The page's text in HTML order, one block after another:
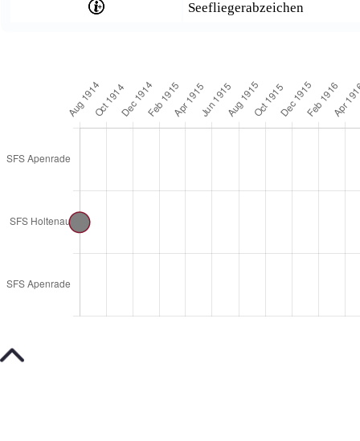
Seefliegerabzeichen